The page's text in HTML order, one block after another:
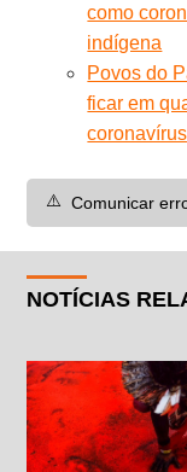
como
indígena
Povos do
ficar em
coronavírus
⚠️ Comunicar
NOTÍCIAS